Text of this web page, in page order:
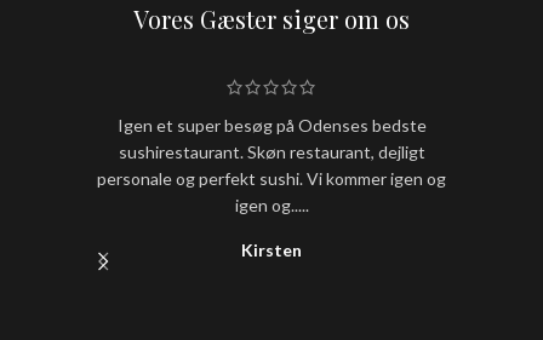
Vores Gæster siger om os
Igen et super besøg på Odenses bedste
sushirestaurant. Skøn restaurant, dejligt
personale og perfekt sushi. Vi kommer igen og
igen og.....
Kirsten